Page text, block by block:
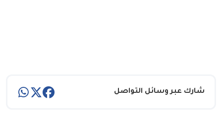
شارك عبر وسائل التواصل